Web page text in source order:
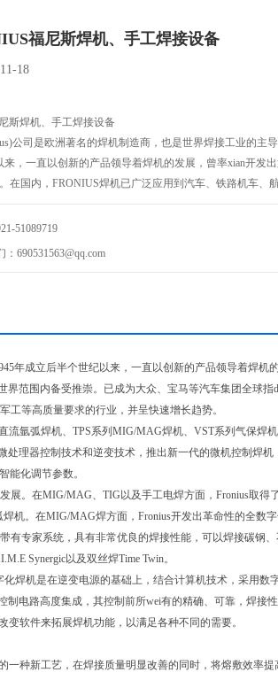
福尼斯焊机、手工焊接设备
18
斯焊机、手工焊接设备
公司是欧洲著名的焊机制造商，也是世界焊接工业的主
，一直以创新的产品领导着焊机的发展，曾率xian开发
在国内，FRONIUS焊机已广泛应用到汽车、铁路机车、
业。
51089719
690531563@qq.com
年成立后半个世纪以来，一直以创新的产品领导着焊机
范围内备受推崇。已成为大众、宝马等汽车集团全球指
工等高质量要求的行业，并呈快速增长趋势。
流氩弧焊机、 TPS系列 MIG/MAG焊机、 VST系列气保焊机
处理器控制技术和逆变技术，推出新一代的微机控制焊机
能化调节参数。
展。在MIG/MAG、 TIG 以及手工电焊方面， Fronius取得
焊机。在MIG/MAG焊方面， Fronius开发出革命性的全数
有专家系统，具有非常优良的焊接性能，可以焊接碳钢
Synergic以及双丝焊Time Twin。
化焊机是在逆变电源的基础上，结合计算机技术，采用数
电路高度集成，其控制前所wei有的精确、可靠，焊接
软件来拓展焊机功能，以满足各种不同的需要。
一种新工艺，在焊接质量明显改善的同时，将熔敷效率提